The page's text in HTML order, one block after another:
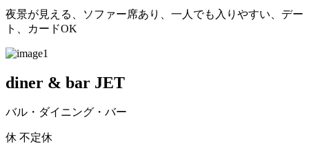
夜景が見える、ソファー席あり、一人でも入りやすい、デー
ト、カードOK
diner & bar JET
バル・ダイニング・バー
休 不定休